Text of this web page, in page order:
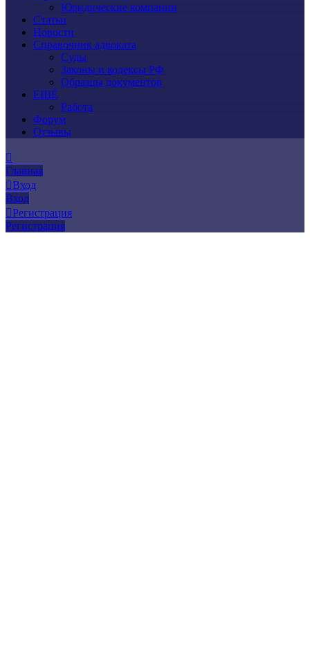
Юридические компании
Статьи
Новости
Справочник адвоката
Суды
Законы и кодексы РФ
Образцы документов
ЕЩЁ
Работа
Форум
Отзывы
Главная
Вход
Вход
Регистрация
Регистрация